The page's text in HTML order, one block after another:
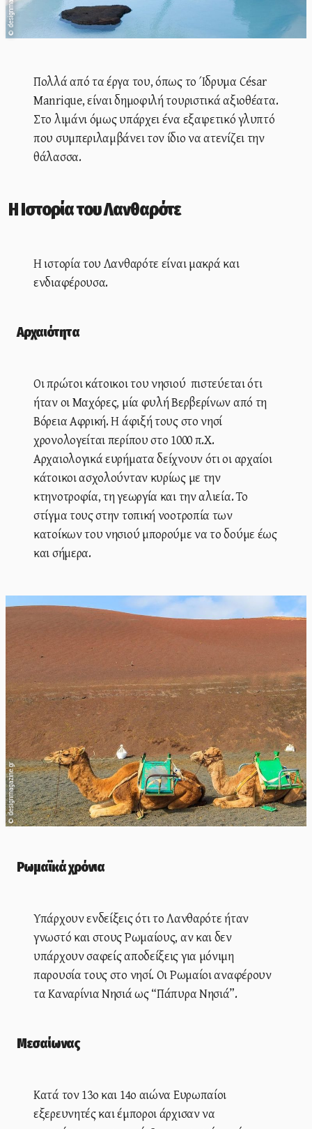
©
Πολλά από τα έργα του, όπως το Ίδρυμα César
Manrique, είναι δημοφιλή τουριστικά αξιοθέατα.
Στο λιμάνι όμως υπάρχει ένα εξαιρετικό γλυπτό
που συμπεριλαμβάνει τον ίδιο να ατενίζει την
θάλασσα.
Η Ιστορία του Λανθαρότε
Η ιστορία του Λανθαρότε είναι μακρά και
ενδιαφέρουσα.
Αρχαιότητα
Οι πρώτοι κάτοικοι του νησιού πιστεύεται ότι
ήταν οι Μαχόρες, μία φυλή Βερβερίνων από τη
Βόρεια Αφρική. Η άφιξή τους στο νησί
χρονολογείται περίπου στο 1000 π.Χ.
Αρχαιολογικά ευρήματα δείχνουν ότι οι αρχαίοι
κάτοικοι ασχολούνταν κυρίως με την
κτηνοτροφία, τη γεωργία και την αλιεία. Το
στίγμα τους στην τοπική νοοτροπία των
κατοίκων του νησιού μπορούμε να το δούμε έως
και σήμερα.
©
designmagazine.gr
Ρωμαϊκά χρόνια
Υπάρχουν ενδείξεις ότι το Λανθαρότε ήταν
γνωστό και στους Ρωμαίους, αν και δεν
υπάρχουν σαφείς αποδείξεις για μόνιμη
παρουσία τους στο νησί. Οι Ρωμαίοι αναφέρουν
τα Καναρίνια Νησιά ως “Πάπυρα Νησιά”.
Μεσαίωνας
Κατά τον 13ο και 14ο αιώνα Ευρωπαίοι
εξερευνητές και έμποροι άρχισαν να